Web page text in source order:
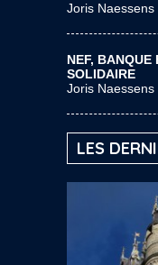
Joris Naessens
NEF, BANQUE
SOLIDAIRE
Joris Naessens
LES